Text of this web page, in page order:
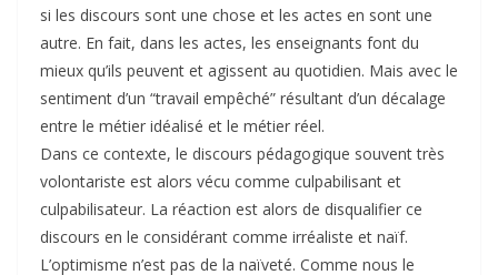
si les discours sont une chose et les actes en sont une
autre. En fait, dans les actes, les enseignants font du
mieux qu’ils peuvent et agissent au quotidien. Mais avec le
sentiment d’un “travail empêché” résultant d’un décalage
entre le métier idéalisé et le métier réel.
Dans ce contexte, le discours pédagogique souvent très
volontariste est alors vécu comme culpabilisant et
culpabilisateur. La réaction est alors de disqualifier ce
discours en le considérant comme irréaliste et naïf.
L’optimisme n’est pas de la naïveté. Comme nous le